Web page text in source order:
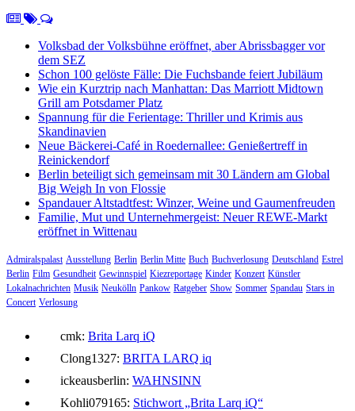
Volksbad der Volksbühne eröffnet, aber Abrissbagger vor
dem SEZ
Schon 100 gelöste Fälle: Die Fuchsbande feiert Jubiläum
Wie ein Kurztrip nach Manhattan: Das Marriott Midtown
Grill am Potsdamer Platz
Spannung für die Ferientage: Thriller und Krimis aus
Skandinavien
Neue Bäckerei-Café in Roedernallee: Genießertreff in
Reinickendorf
Berlin beteiligt sich gemeinsam mit 30 Ländern am Global
Big Weigh In von Flossie
Spandauer Altstadtfest: Winzer, Weine und Gaumenfreuden
Familie, Mut und Unternehmergeist: Neuer REWE-Markt
eröffnet in Wittenau
Admiralspalast Ausstellung Berlin Berlin Mitte Buch Buchverlosung Deutschland Estrel
Berlin Film Gesundheit Gewinnspiel Kiezreportage Kinder Konzert Künstler
Lokalnachrichten Musik Neukölln Pankow Ratgeber Show Sommer Spandau Stars in
Concert Verlosung
cmk: Brita Larq iQ
Clong1327: BRITA LARQ iq
ickeausberlin: WAHNSINN
Kohli079165: Stichwort „Brita Larq iQ“